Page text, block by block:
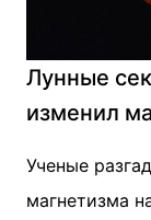
Лунные
изменил
Ученые
магнетизма